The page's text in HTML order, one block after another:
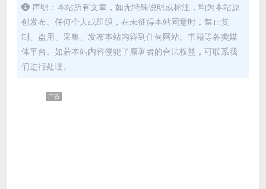
声明：本站所有文章，如无特殊说明或标注，均为本站原
创发布。任何个人或组织，在未征得本站同意时，禁止复
制、盗用、采集、发布本站内容到任何网站、书籍等各类媒
体平台。如若本站内容侵犯了原著者的合法权益，可联系我
们进行处理。
广告